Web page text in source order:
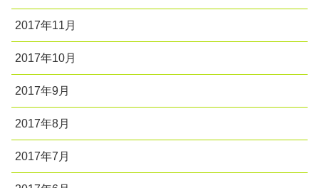
2017年11月
2017年10月
2017年9月
2017年8月
2017年7月